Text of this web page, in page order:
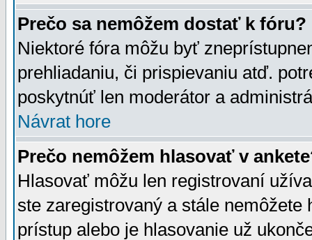
Prečo sa nemôžem dostať k fóru?
Niektoré fóra môžu byť
prehliadaniu, či prispievaniu atď.
poskytnúť len moderátor a
Návrat hore
Prečo nemôžem hlasovať v
Hlasovať môžu len registrovaní
ste zaregistrovaný a stále
prístup alebo je hlasovanie už